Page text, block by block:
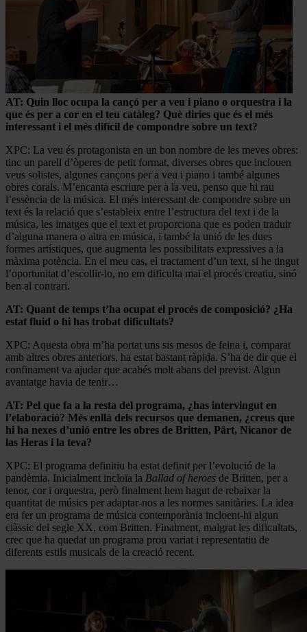
AT: Quin lloc ocupa la cançó per a veu i piano o orquestra i la
que és per a cor en el teu catàleg? Què diries que és el més
interessant i el més difícil de compondre sobre un text?
XPC: La veu és protagonista en un bon nombre de les meves obres:
tinc un parell d’òperes de petit format, diverses obres que inclouen
veus solistes, algunes cançons per a veu i piano i també algunes
obres corals. M’encanta escriure per a la veu, penso que hi rau
l’essència de la música. El més interessant de compondre sobre un
text és la relació que s’estableix entre l’estructura del text i de la
música, les imatges que el text et proporciona que es poden traduir
d’alguna manera o altra en música, i també la unió de les dues
formes artístiques, que augmenta les possibilitats expressives a la
màxima potència. En el meu cas, el tractament d’un text, si he tingut
l’oportunitat d’escollir-lo, no em dificulta mai el procés creatiu, sinó
ben al contrari.
AT: Quant de temps t’ha ocupat el procés de composició? ¿Ha
estat fluid o hi has trobat dificultats?
XPC: Aquesta obra m’ha portat uns sis mesos de feina i, comparat
amb altres obres anteriors, ha estat bastant ràpida. S’ha de dir que el
confinament va ajudar que acabés molt abans del previst. Algun
avantatge havia de tenir…
AT: Pel que fa a la resta del programa, ¿has intervingut en
l’elaboració? Més enllà dels recursos que demanen, ¿creus que
hi ha nexes d’unió entre les obres de Britten, Pärt, Nicanor de
las Heras i la teva?
XPC: El programa definitiu ha estat definit per l’evolució de la
pandèmia. Inicialment incloïa la Ballad of heroes de Britten, per a
tenor, cor i orquestra, però finalment hem hagut de rebaixar la
quantitat de músics per adaptar-nos a les normes sanitàries. La idea
era fer un programa de música contemporània incloent-hi algun
clàssic del segle XX, com Britten. Finalment, malgrat les dificultats,
crec que ha quedat un programa prou variat i representatiu de
diferents estils musicals de la creació recent.